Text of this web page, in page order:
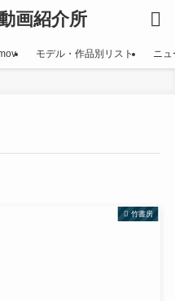
画紹介所
モデル・作品別リスト ニュ
竹書房